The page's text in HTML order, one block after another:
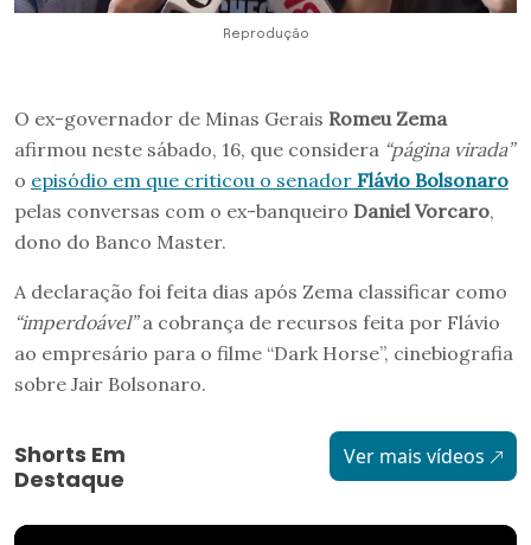
Reprodução
O ex-governador de Minas Gerais Romeu Zema
afirmou neste sábado, 16, que considera “página virada”
o episódio em que criticou o senador Flávio Bolsonaro
pelas conversas com o ex-banqueiro Daniel Vorcaro,
dono do Banco Master.
A declaração foi feita dias após Zema classificar como
“imperdoável”a cobrança de recursos feita por Flávio
ao empresário para o filme “Dark Horse”, cinebiografia
sobre Jair Bolsonaro.
Shorts Em
Destaque
Ver mais vídeos